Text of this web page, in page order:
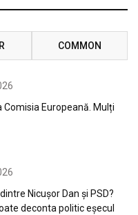
COMMON
Comisia Europeană. Mulți
Nicușor Dan și PSD?
deconta politic eșecul